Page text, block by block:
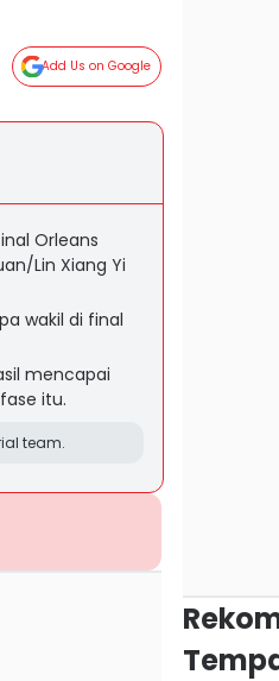
Add Us on Google
Orleans
Lin Xiang Yi
wakil di final
mencapai
itu.
team.